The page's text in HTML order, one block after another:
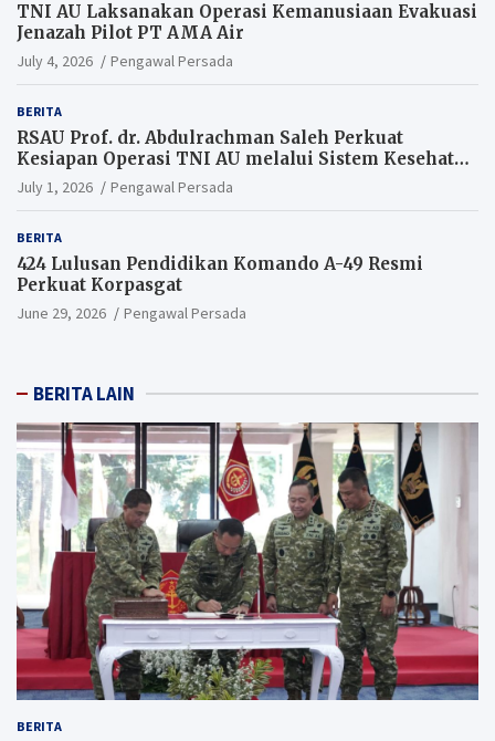
TNI AU Laksanakan Operasi Kemanusiaan Evakuasi
Jenazah Pilot PT AMA Air
July 4, 2026 Pengawal Persada
BERITA
RSAU Prof. dr. Abdulrachman Saleh Perkuat
Kesiapan Operasi TNI AU melalui Sistem Kesehatan
Andal
July 1, 2026 Pengawal Persada
BERITA
424 Lulusan Pendidikan Komando A-49 Resmi
Perkuat Korpasgat
June 29, 2026 Pengawal Persada
BERITA LAIN
BERITA